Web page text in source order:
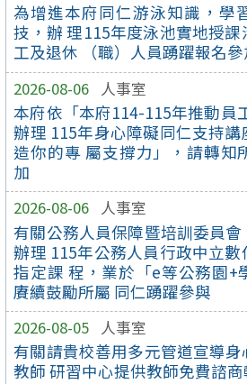
為增進本府同仁游泳知識，學
技，辦 理115年度泳池實地授
工及退休 （職）人員踴躍報名參
2026-08-06 人事室
本府依「本府114-115年推動員
辦理 115年身心障礙同仁支持
造你的專 屬支撐力」，請轉知
加
2026-08-06 人事室
有關公務人員保障暨培訓委員會
辦理 115年公務人員行政中立
指定課 程，業於「e等公務園+
賡續鼓勵所屬 同仁踴躍參與
2026-08-05 人事室
有關請貴校善用多元管道宣導
教師 研習中心提供教師免費諮